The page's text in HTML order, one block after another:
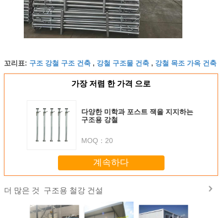
꼬리표: 구조 강철 구조 건축 , 강철 구조물 건축 , 강철 목조 가옥 건축
가장 저렴 한 가격 으로
다양한 미학과 포스트 잭을 지지하는
구조용 강철
MOQ： 20
계속하다
더 많은 것 구조용 철강 건설